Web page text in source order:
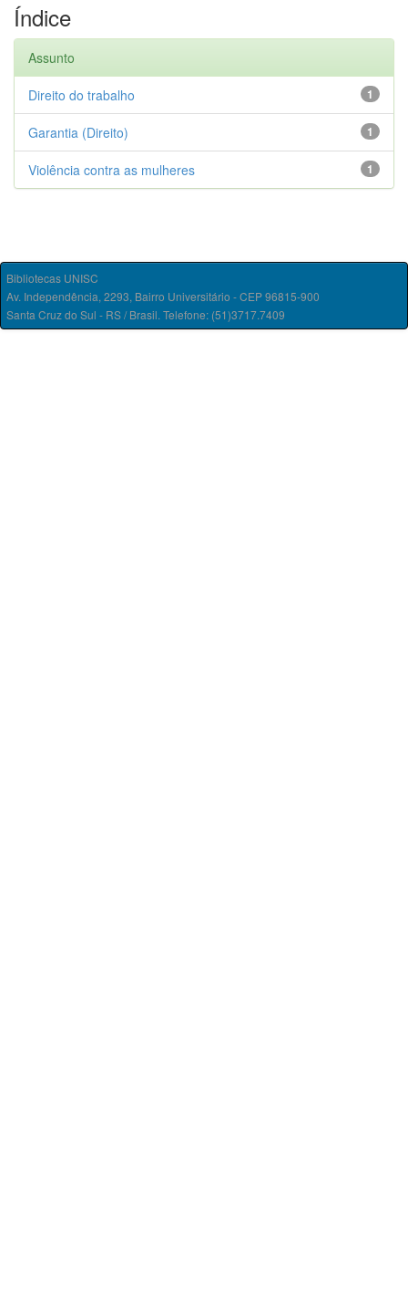
Índice
Assunto
1
Direito do trabalho
1
Garantia (Direito)
1
Violência contra as mulheres
Bibliotecas UNISC
Av. Independência, 2293, Bairro Universitário - CEP 96815-900
Santa Cruz do Sul - RS / Brasil. Telefone: (51)3717.7409